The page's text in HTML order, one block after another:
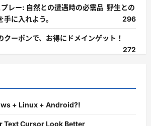
レー: 自然との遭遇時の必需品 野生との
に入れよう。
296
クーポンで、お得にドメインゲット！
272
+ Linux + Android?!
Text Cursor Look Better